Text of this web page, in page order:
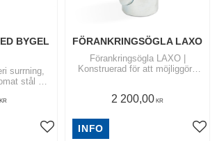
BYGEL
surrning,
stål 50
Lägg till i favoriter
FÖRANKRINGSÖGLA LAXO
Förankringsögla LAXO |
Konstruerad för att möjliggöra
2 200,00 KR
INFO